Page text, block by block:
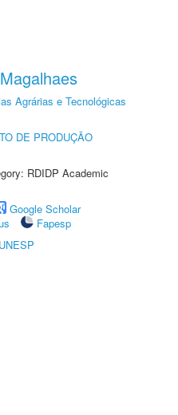
Agrárias e Tecnológicas
DE PRODUÇÃO
RDIDP Academic
Google Scholar
Fapesp